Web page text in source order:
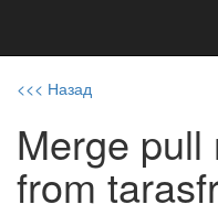
<<< Назад
Merge pull
from